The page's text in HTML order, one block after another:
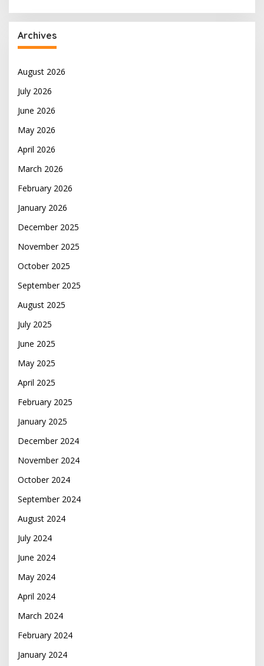
Archives
August 2026
July 2026
June 2026
May 2026
April 2026
March 2026
February 2026
January 2026
December 2025
November 2025
October 2025
September 2025
August 2025
July 2025
June 2025
May 2025
April 2025
February 2025
January 2025
December 2024
November 2024
October 2024
September 2024
August 2024
July 2024
June 2024
May 2024
April 2024
March 2024
February 2024
January 2024